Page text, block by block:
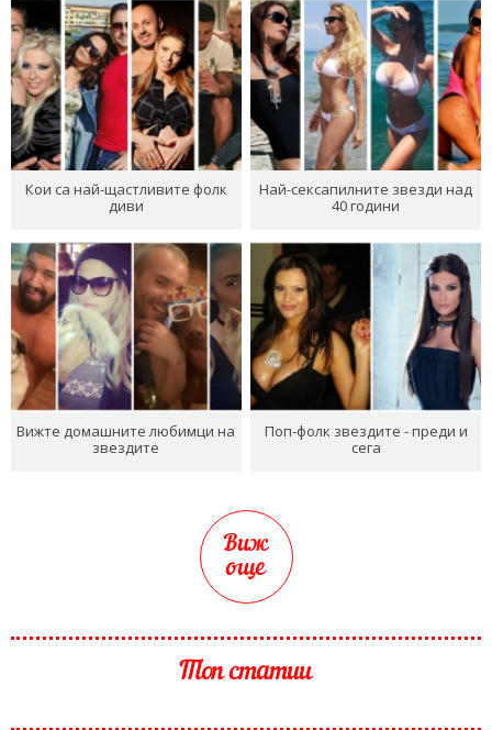
Кои са най-щастливите фолк
диви
Най-сексапилните звезди над
40 години
Вижте домашните любимци на
звездите
Поп-фолк звездите - преди и
сега
Виж
още
Топ статии